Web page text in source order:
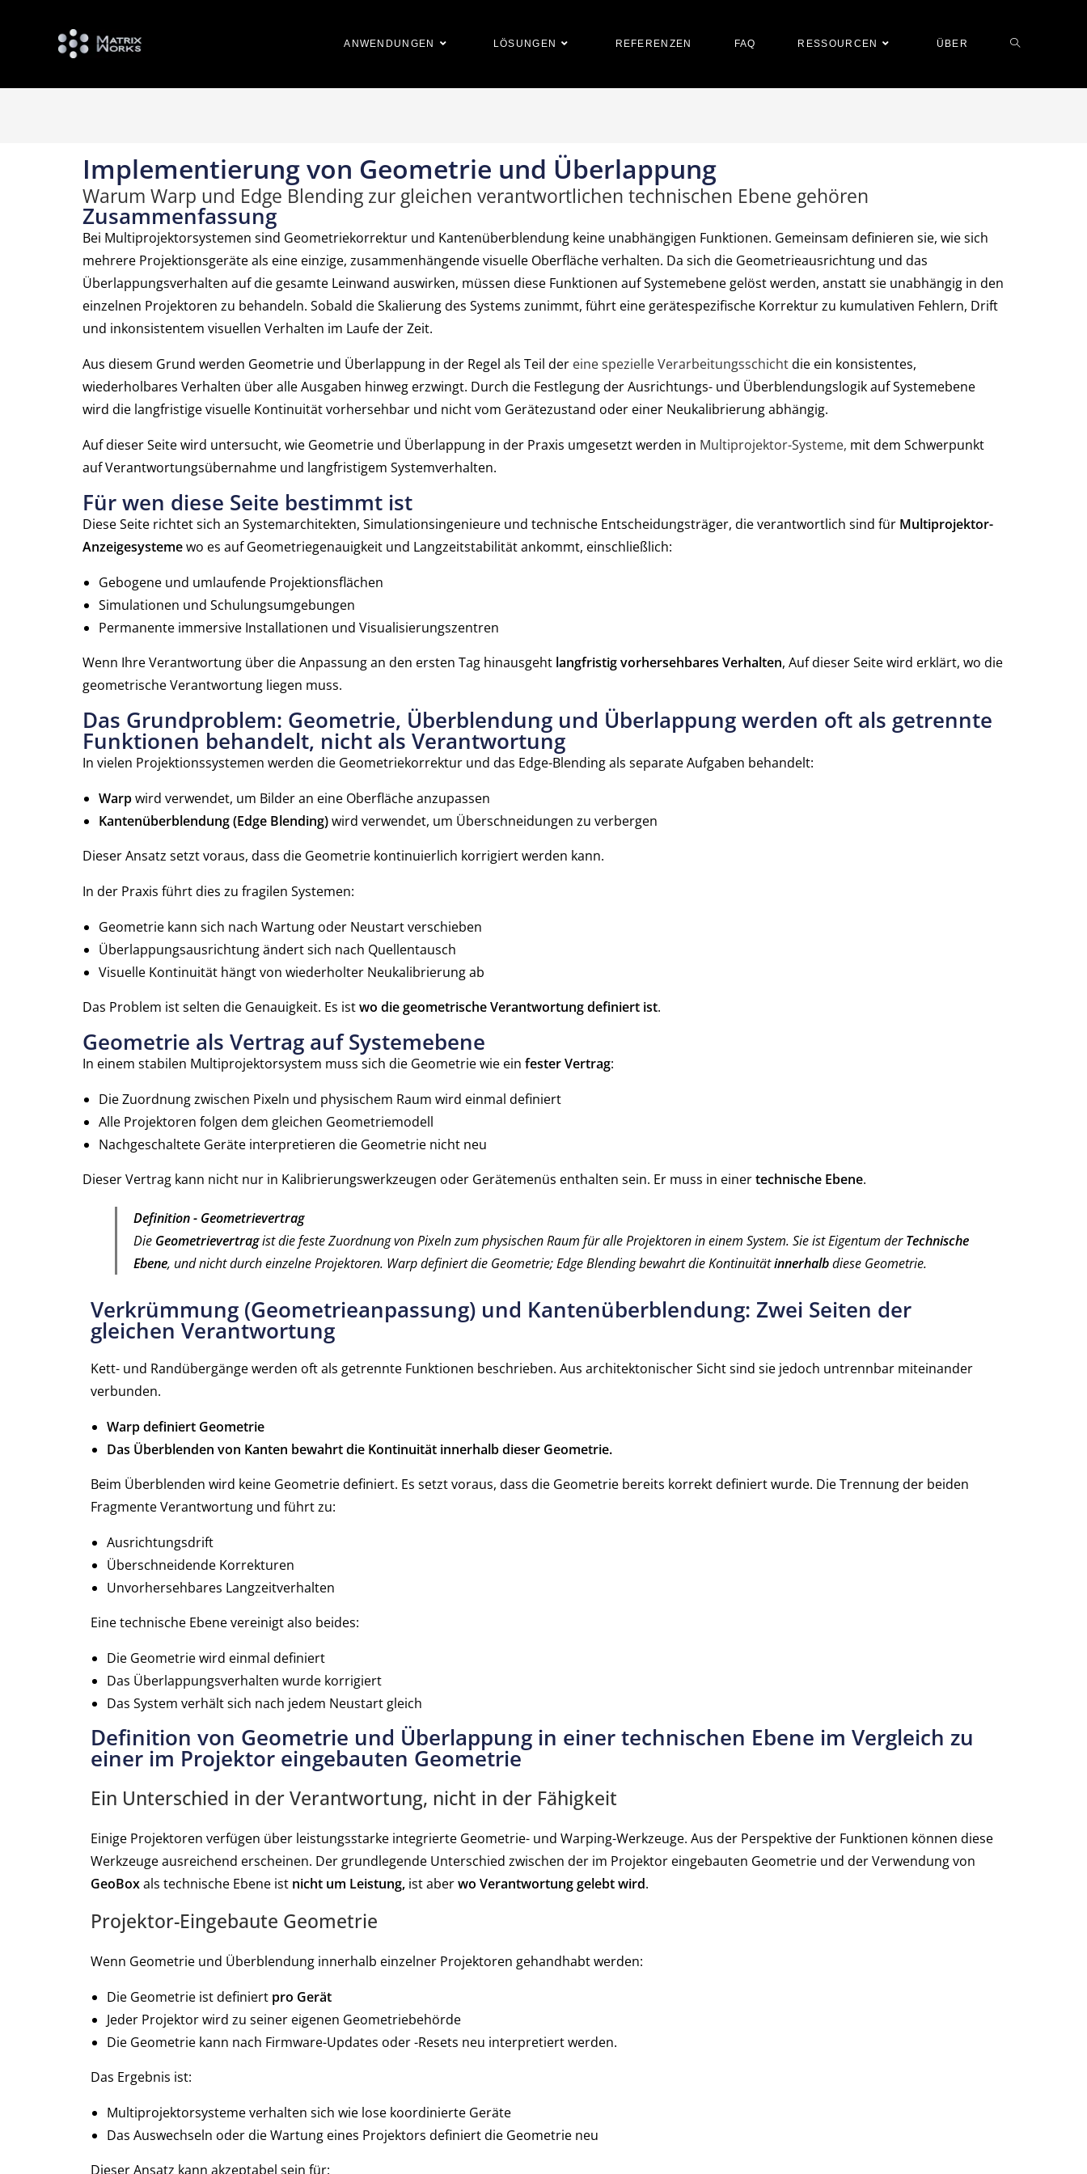
ANWENDUNGEN LÖSUNGEN REFERENZEN FAQ RESSOURCEN ÜBER
Implementierung von Geometrie und Überlappung
Warum Warp und Edge Blending zur gleichen verantwortlichen technischen Ebene gehören
Zusammenfassung
Bei Multiprojektorsystemen sind Geometriekorrektur und Kantenüberblendung keine unabhängigen Funktionen. Gemeinsam definieren sie, wie sich
mehrere Projektionsgeräte als eine einzige, zusammenhängende visuelle Oberfläche verhalten. Da sich die Geometrieausrichtung und das
Überlappungsverhalten auf die gesamte Leinwand auswirken, müssen diese Funktionen auf Systemebene gelöst werden, anstatt sie unabhängig in den
einzelnen Projektoren zu behandeln. Sobald die Skalierung des Systems zunimmt, führt eine gerätespezifische Korrektur zu kumulativen Fehlern, Drift
und inkonsistentem visuellen Verhalten im Laufe der Zeit.
Aus diesem Grund werden Geometrie und Überlappung in der Regel als Teil der eine spezielle Verarbeitungsschichtdie ein konsistentes,
wiederholbares Verhalten über alle Ausgaben hinweg erzwingt. Durch die Festlegung der Ausrichtungs- und Überblendungslogik auf Systemebene
wird die langfristige visuelle Kontinuität vorhersehbar und nicht vom Gerätezustand oder einer Neukalibrierung abhängig.
Auf dieser Seite wird untersucht, wie Geometrie und Überlappung in der Praxis umgesetzt werden in Multiprojektor-Systeme, mit dem Schwerpunkt
auf Verantwortungsübernahme und langfristigem Systemverhalten.
Für wen diese Seite bestimmt ist
Diese Seite richtet sich an Systemarchitekten, Simulationsingenieure und technische Entscheidungsträger, die verantwortlich sind für Multiprojektor-
Anzeigesystemewo es auf Geometriegenauigkeit und Langzeitstabilität ankommt, einschließlich:
Gebogene und umlaufende Projektionsflächen
Simulationen und Schulungsumgebungen
Permanente immersive Installationen und Visualisierungszentren
Wenn Ihre Verantwortung über die Anpassung an den ersten Tag hinausgeht langfristig vorhersehbares Verhalten, Auf dieser Seite wird erklärt, wo die
geometrische Verantwortung liegen muss.
Das Grundproblem: Geometrie, Überblendung und Überlappung werden oft als getrennte
Funktionen behandelt, nicht als Verantwortung
In vielen Projektionssystemen werden die Geometriekorrektur und das Edge-Blending als separate Aufgaben behandelt:
Warpwird verwendet, um Bilder an eine Oberfläche anzupassen
Kantenüberblendung (Edge Blending)wird verwendet, um Überschneidungen zu verbergen
Dieser Ansatz setzt voraus, dass die Geometrie kontinuierlich korrigiert werden kann.
In der Praxis führt dies zu fragilen Systemen:
Geometrie kann sich nach Wartung oder Neustart verschieben
Überlappungsausrichtung ändert sich nach Quellentausch
Visuelle Kontinuität hängt von wiederholter Neukalibrierung ab
Das Problem ist selten die Genauigkeit. Es istwo die geometrische Verantwortung definiert ist.
Geometrie als Vertrag auf Systemebene
In einem stabilen Multiprojektorsystem muss sich die Geometrie wie ein fester Vertrag:
Die Zuordnung zwischen Pixeln und physischem Raum wird einmal definiert
Alle Projektoren folgen dem gleichen Geometriemodell
Nachgeschaltete Geräte interpretieren die Geometrie nicht neu
Dieser Vertrag kann nicht nur in Kalibrierungswerkzeugen oder Gerätemenüs enthalten sein. Er muss in einertechnische Ebene.
Definition - Geometrievertrag
Die Geometrievertragist die feste Zuordnung von Pixeln zum physischen Raum für alle Projektoren in einem System. Sie ist Eigentum derTechnische
Ebene, und nicht durch einzelne Projektoren. Warp definiert die Geometrie; Edge Blending bewahrt die Kontinuitätinnerhalbdiese Geometrie.
Verkrümmung (Geometrieanpassung) und Kantenüberblendung: Zwei Seiten der
gleichen Verantwortung
Kett- und Randübergänge werden oft als getrennte Funktionen beschrieben. Aus architektonischer Sicht sind sie jedoch untrennbar miteinander
verbunden.
Warp definiert Geometrie
Das Überblenden von Kanten bewahrt die Kontinuität innerhalb dieser Geometrie.
Beim Überblenden wird keine Geometrie definiert. Es setzt voraus, dass die Geometrie bereits korrekt definiert wurde. Die Trennung der beiden
Fragmente Verantwortung und führt zu:
Ausrichtungsdrift
Überschneidende Korrekturen
Unvorhersehbares Langzeitverhalten
Eine technische Ebene vereinigt also beides:
Die Geometrie wird einmal definiert
Das Überlappungsverhalten wurde korrigiert
Das System verhält sich nach jedem Neustart gleich
Definition von Geometrie und Überlappung in einer technischen Ebene im Vergleich zu
einer im Projektor eingebauten Geometrie
Ein Unterschied in der Verantwortung, nicht in der Fähigkeit
Einige Projektoren verfügen über leistungsstarke integrierte Geometrie- und Warping-Werkzeuge. Aus der Perspektive der Funktionen können diese
Werkzeuge ausreichend erscheinen. Der grundlegende Unterschied zwischen der im Projektor eingebauten Geometrie und der Verwendung von
GeoBoxals technische Ebene ist nicht um Leistung, ist aberwo Verantwortung gelebt wird.
Projektor-Eingebaute Geometrie
Wenn Geometrie und Überblendung innerhalb einzelner Projektoren gehandhabt werden:
Die Geometrie ist definiert pro Gerät
Jeder Projektor wird zu seiner eigenen Geometriebehörde
Die Geometrie kann nach Firmware-Updates oder -Resets neu interpretiert werden.
Das Ergebnis ist:
Multiprojektorsysteme verhalten sich wie lose koordinierte Geräte
Das Auswechseln oder die Wartung eines Projektors definiert die Geometrie neu
Dieser Ansatz kann akzeptabel sein für: